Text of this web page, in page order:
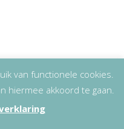
van functionele cookies.
hiermee akkoord te gaan.